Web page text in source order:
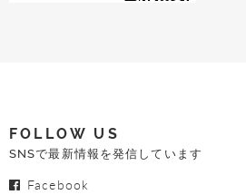
FOLLOW US
SNSで最新情報を発信しています
Facebook